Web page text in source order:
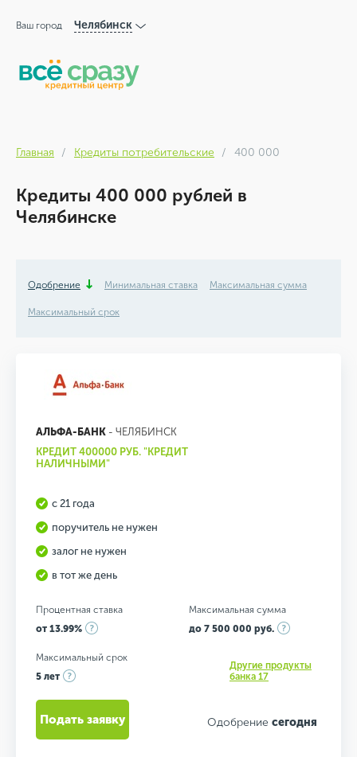
Ваш город Челябинск
Главная Кредиты потребительские 400 000
Кредиты 400 000 рублей в
Челябинске
Одобрение Минимальная ставка Максимальная сумма
Максимальный срок
АЛЬФА-БАНК - ЧЕЛЯБИНСК
КРЕДИТ 400000 РУБ. "КРЕДИТ
НАЛИЧНЫМИ"
с 21 года
поручитель не нужен
залог не нужен
в тот же день
Процентная ставка
от 13.99%
Максимальная сумма
до 7 500 000 руб.
Максимальный срок
5 лет
Другие продукты
банка 17
Одобрение сегодня
Подать заявку